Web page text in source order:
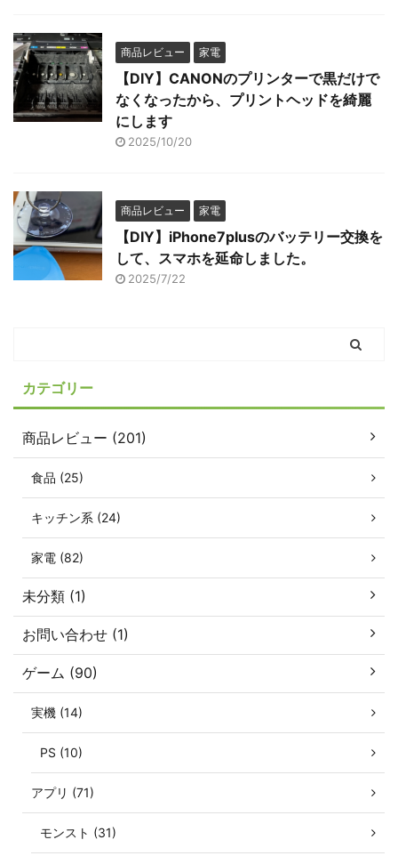
商品レビュー 家電
【DIY】CANONのプリンターで黒だけで
なくなったから、プリントヘッドを綺麗
にします
2025/10/20
商品レビュー 家電
【DIY】iPhone7plusのバッテリー交換を
して、スマホを延命しました。
2025/7/22
カテゴリー
商品レビュー (201)
食品 (25)
キッチン系 (24)
家電 (82)
未分類 (1)
お問い合わせ (1)
ゲーム (90)
実機 (14)
PS (10)
アプリ (71)
モンスト (31)